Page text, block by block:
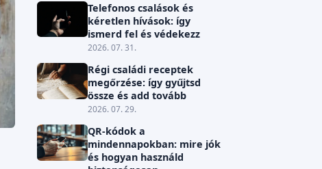
Telefonos csalások és
kéretlen hívások: így
ismerd fel és védekezz
2026. 07. 31.
Régi családi receptek
megőrzése: így gyűjtsd
össze és add tovább
2026. 07. 29.
QR-kódok a
mindennapokban: mire jók
és hogyan használd